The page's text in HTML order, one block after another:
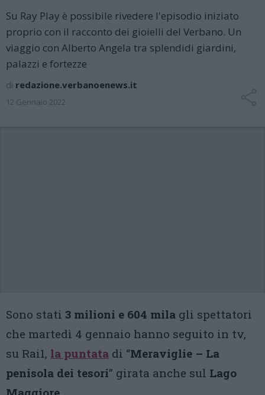
Su Ray Play è possibile rivedere l'episodio iniziato
proprio con il racconto dei gioielli del Verbano. Un
viaggio con Alberto Angela tra splendidi giardini,
palazzi e fortezze
di redazione.verbanoenews.it
12 Gennaio 2022
Sono stati 3 milioni e 604 mila gli spettatori
che martedì 4 gennaio hanno seguito in tv,
su Rai1, la puntata di “Meraviglie – La
penisola dei tesori” girata anche sul Lago